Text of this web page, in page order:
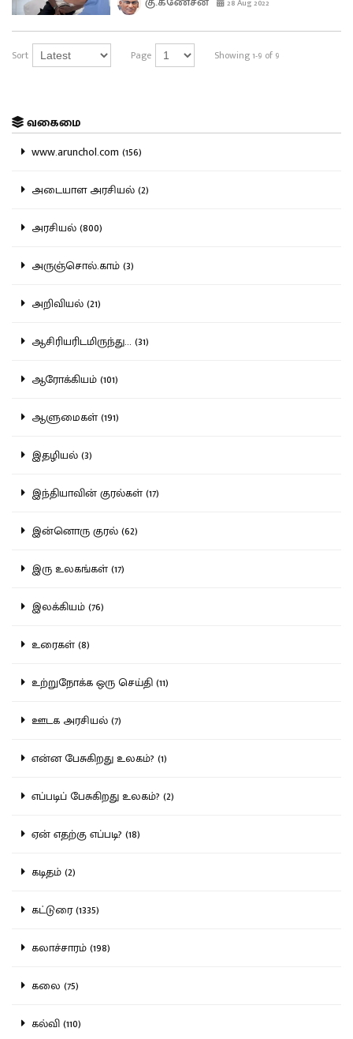
28 Aug 2022
Sort Page Showing 1-9 of 9
வகைமை
www.arunchol.com (156)
அடையாள அரசியல் (2)
அரசியல் (800)
அருஞ்சொல்.காம் (3)
அறிவியல் (21)
ஆசிரியரிடமிருந்து... (31)
ஆரோக்கியம் (101)
ஆளுமைகள் (191)
இதழியல் (3)
இந்தியாவின் குரல்கள் (17)
இன்னொரு குரல் (62)
இரு உலகங்கள் (17)
இலக்கியம் (76)
உரைகள் (8)
உற்றுநோக்க ஒரு செய்தி (11)
ஊடக அரசியல் (7)
என்ன பேசுகிறது உலகம்? (1)
எப்படிப் பேசுகிறது உலகம்? (2)
ஏன் எதற்கு எப்படி? (18)
கடிதம் (2)
கட்டுரை (1335)
கலாச்சாரம் (198)
கலை (75)
கல்வி (110)